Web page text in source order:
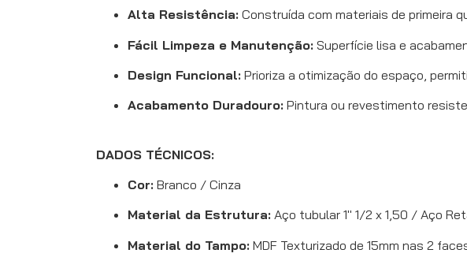
Alta Resistência: Construída com materiais de primeira
Fácil Limpeza e Manutenção: Superfície lisa e
Design Funcional: Prioriza a otimização do espaço,
Acabamento Duradouro: Pintura ou revestimento
DADOS TÉCNICOS:
Cor: Branco / Cinza
Material da Estrutura: Aço tubular 1″ 1/2 x 1,50 / Aço
Material do Tampo: MDF Texturizado de 15mm nas 2